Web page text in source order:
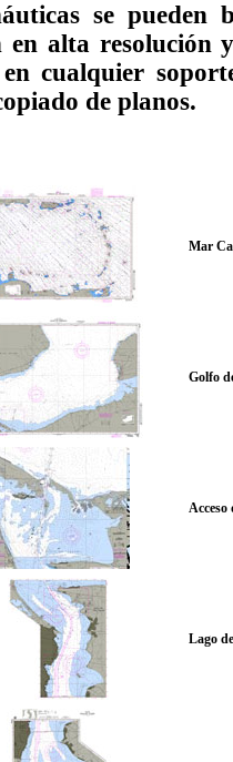
se pueden
en alta
cualquier
de planos.
Mar
Golfo
Acceso
Lago